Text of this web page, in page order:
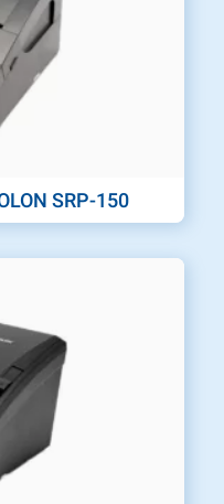
SRP-150